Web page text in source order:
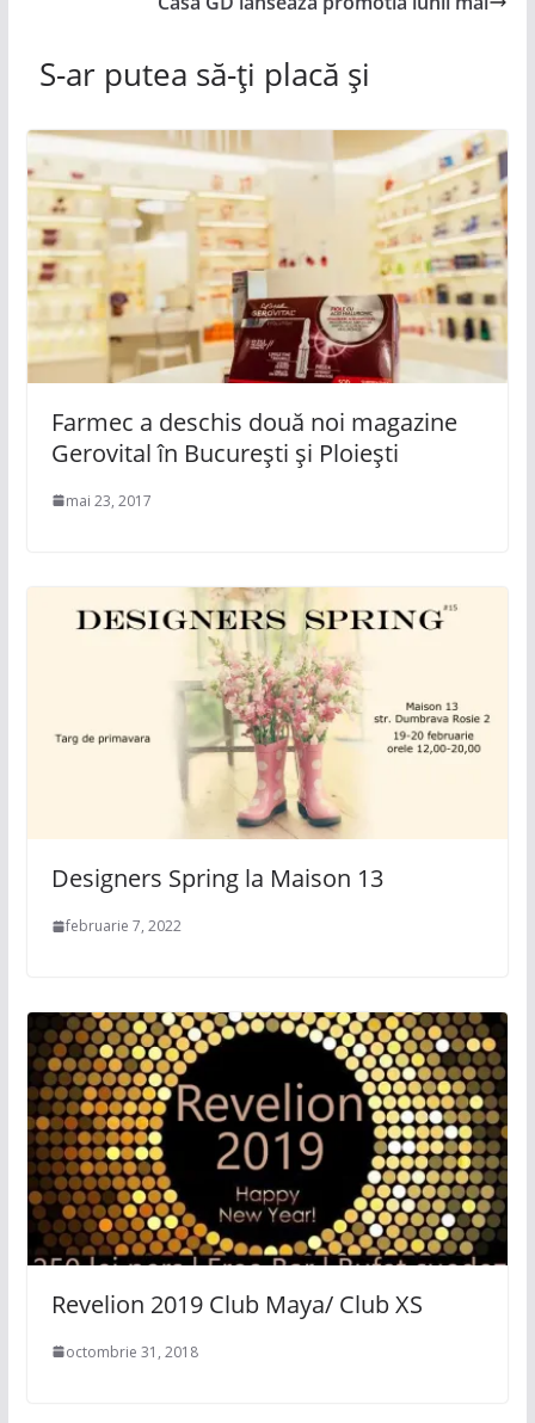
S-ar putea să-ți placă și
Farmec a deschis două noi magazine
Gerovital în Bucureşti şi Ploieşti
mai 23, 2017
Designers Spring la Maison 13
februarie 7, 2022
Revelion 2019 Club Maya/ Club XS
octombrie 31, 2018